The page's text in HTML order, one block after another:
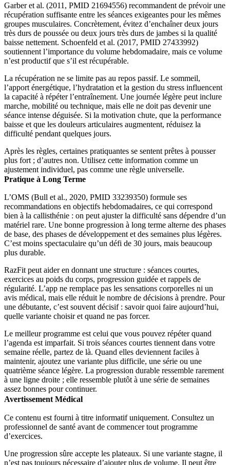
Garber et al. (2011, PMID 21694556) recommandent de prévoir une
récupération suffisante entre les séances exigeantes pour les mêmes
groupes musculaires. Concrètement, évitez d’enchaîner deux jours
très durs de poussée ou deux jours très durs de jambes si la qualité
baisse nettement. Schoenfeld et al. (2017, PMID 27433992)
soutiennent l’importance du volume hebdomadaire, mais ce volume
n’est productif que s’il est récupérable.
La récupération ne se limite pas au repos passif. Le sommeil,
l’apport énergétique, l’hydratation et la gestion du stress influencent
la capacité à répéter l’entraînement. Une journée légère peut inclure
marche, mobilité ou technique, mais elle ne doit pas devenir une
séance intense déguisée. Si la motivation chute, que la performance
baisse et que les douleurs articulaires augmentent, réduisez la
difficulté pendant quelques jours.
Après les règles, certaines pratiquantes se sentent prêtes à pousser
plus fort ; d’autres non. Utilisez cette information comme un
ajustement individuel, pas comme une règle universelle.
Pratique à Long Terme
L’OMS (Bull et al., 2020, PMID 33239350) formule ses
recommandations en objectifs hebdomadaires, ce qui correspond
bien à la callisthénie : on peut ajuster la difficulté sans dépendre d’un
matériel rare. Une bonne progression à long terme alterne des phases
de base, des phases de développement et des semaines plus légères.
C’est moins spectaculaire qu’un défi de 30 jours, mais beaucoup
plus durable.
RazFit peut aider en donnant une structure : séances courtes,
exercices au poids du corps, progression guidée et rappels de
régularité. L’app ne remplace pas les sensations corporelles ni un
avis médical, mais elle réduit le nombre de décisions à prendre. Pour
une débutante, c’est souvent décisif : savoir quoi faire aujourd’hui,
quelle variante choisir et quand ne pas forcer.
Le meilleur programme est celui que vous pouvez répéter quand
l’agenda est imparfait. Si trois séances courtes tiennent dans votre
semaine réelle, partez de là. Quand elles deviennent faciles à
maintenir, ajoutez une variante plus difficile, une série ou une
quatrième séance légère. La progression durable ressemble rarement
à une ligne droite ; elle ressemble plutôt à une série de semaines
assez bonnes pour continuer.
Avertissement Médical
Ce contenu est fourni à titre informatif uniquement. Consultez un
professionnel de santé avant de commencer tout programme
d’exercices.
Une progression sûre accepte les plateaux. Si une variante stagne, il
n’est pas toujours nécessaire d’ajouter plus de volume. Il peut être